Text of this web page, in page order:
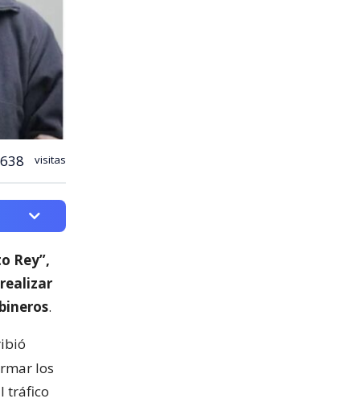
638 visitas
Rey”,
.
los
tráfico